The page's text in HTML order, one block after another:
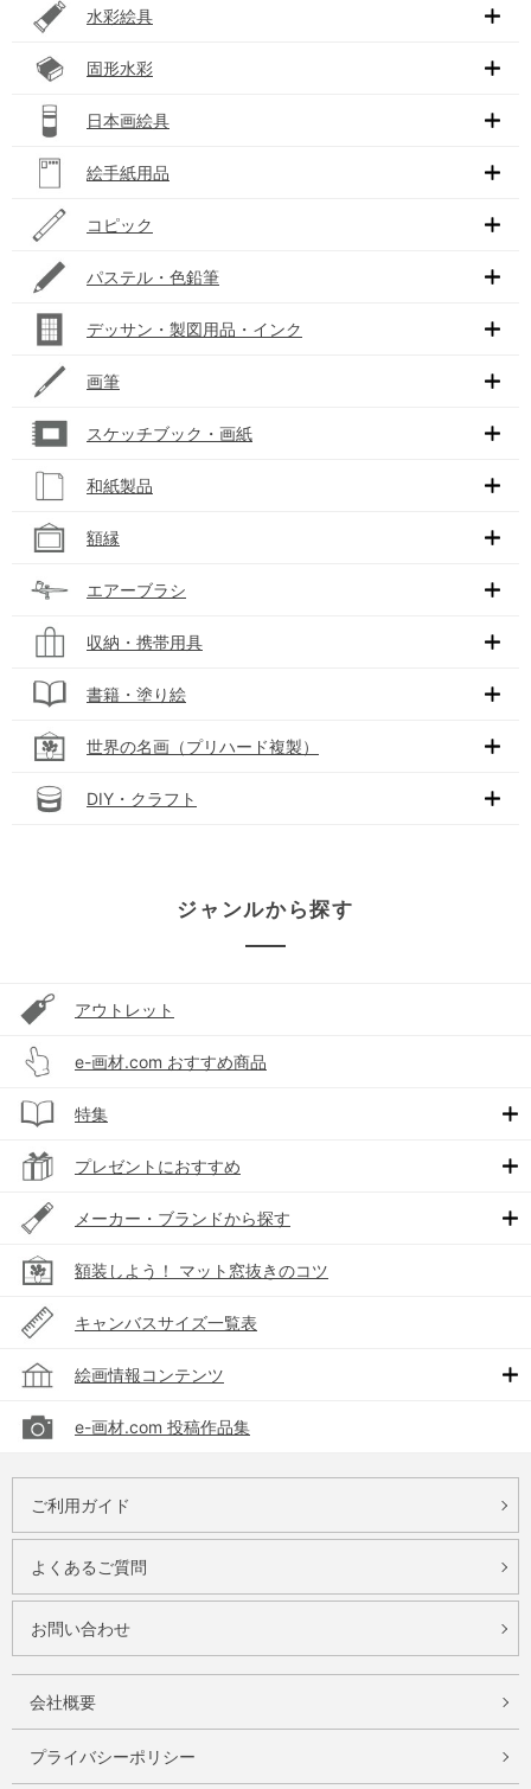
水彩絵具
固形水彩
日本画絵具
絵手紙用品
コピック
パステル・色鉛筆
デッサン・製図用品・インク
画筆
スケッチブック・画紙
和紙製品
額縁
エアーブラシ
収納・携帯用具
書籍・塗り絵
世界の名画（プリハード複製）
DIY・クラフト
ジャンルから探す
アウトレット
e-画材.com おすすめ商品
特集
プレゼントにおすすめ
メーカー・ブランドから探す
額装しよう！ マット窓抜きのコツ
キャンバスサイズ一覧表
絵画情報コンテンツ
e-画材.com 投稿作品集
ご利用ガイド
よくあるご質問
お問い合わせ
会社概要
プライバシーポリシー